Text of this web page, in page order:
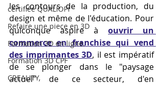
certifiée QUALIOPI
Refaire une piece en 3D
Formation 3D en ligne.
Formation 3D CPF
CREALITY,
les contours de la production, du
design et même de l'éducation. Pour
quiconque aspire à ouvrir un
commerce en franchise qui vend
des imprimantes 3D, il est impératif
de se plonger dans le "paysage
actuel" de ce secteur, d'en